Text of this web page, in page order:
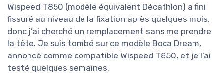
Wispeed T850 (modèle équivalent Décathlon) a fini
fissuré au niveau de la fixation après quelques mois,
donc j’ai cherché un remplacement sans me prendre
la tête. Je suis tombé sur ce modèle Boca Dream,
annoncé comme compatible Wispeed T850, et je l’ai
testé quelques semaines.